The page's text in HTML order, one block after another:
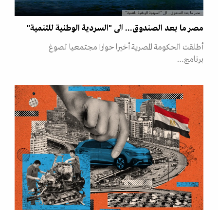
مصر ما بعد الصندوق... الى "السردية الوطنية للتنمية"
مصر ما بعد الصندوق... الى "السردية الوطنية للتنمية"
أطلقت الحكومة المصرية أخيرا حوارا مجتمعيا لصوغ
برنامج…